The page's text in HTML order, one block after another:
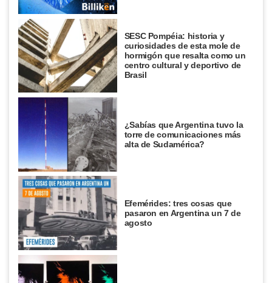
SESC Pompéia: historia y
curiosidades de esta mole de
hormigón que resalta como un
centro cultural y deportivo de
Brasil
¿Sabías que Argentina tuvo la
torre de comunicaciones más
alta de Sudamérica?
Efemérides: tres cosas que
pasaron en Argentina un 7 de
agosto